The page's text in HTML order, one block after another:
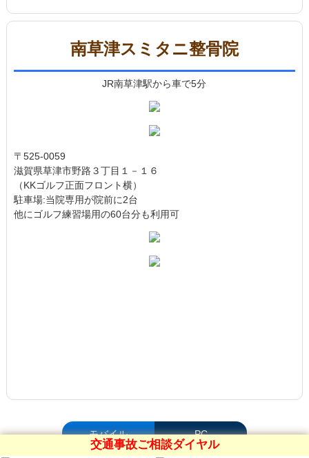
交通事故ご相談ダイヤル
南草津スミタニ整骨院
JR南草津駅から車で5分
〒525-0059
滋賀県草津市野路３丁目１－１６
（KKゴルフ正面フロント横）
駐車場:当院専用が院前に2台
他にゴルフ練習場用の60台分も利用可
モバイル PC